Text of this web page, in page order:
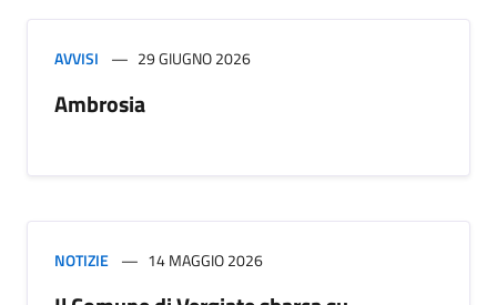
AVVISI 29 GIUGNO 2026
Ambrosia
NOTIZIE 14 MAGGIO 2026